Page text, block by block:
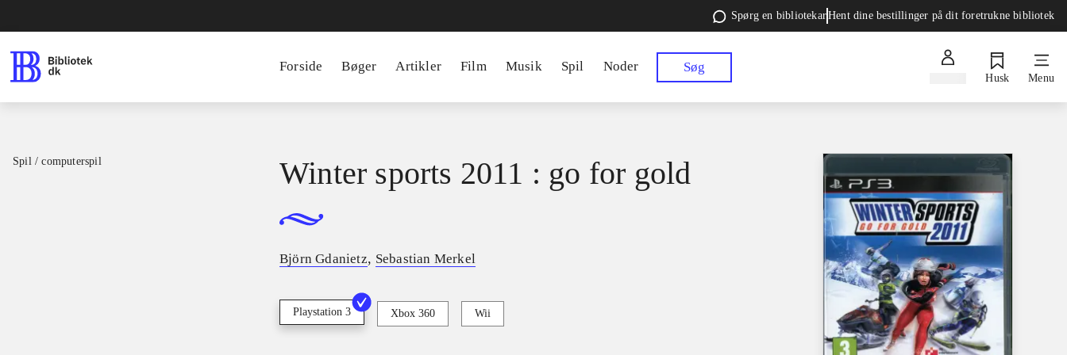
Spørg en bibliotekarHent dine bestillinger på dit foretrukne bibliotek
Forside Bøger Artikler Film Musik Spil Noder Søg
Husk Menu
Spil / computerspil Winter sports 2011 : go for gold
Björn Gdanietz, Sebastian Merkel
Playstation 3 Xbox 360 Wii